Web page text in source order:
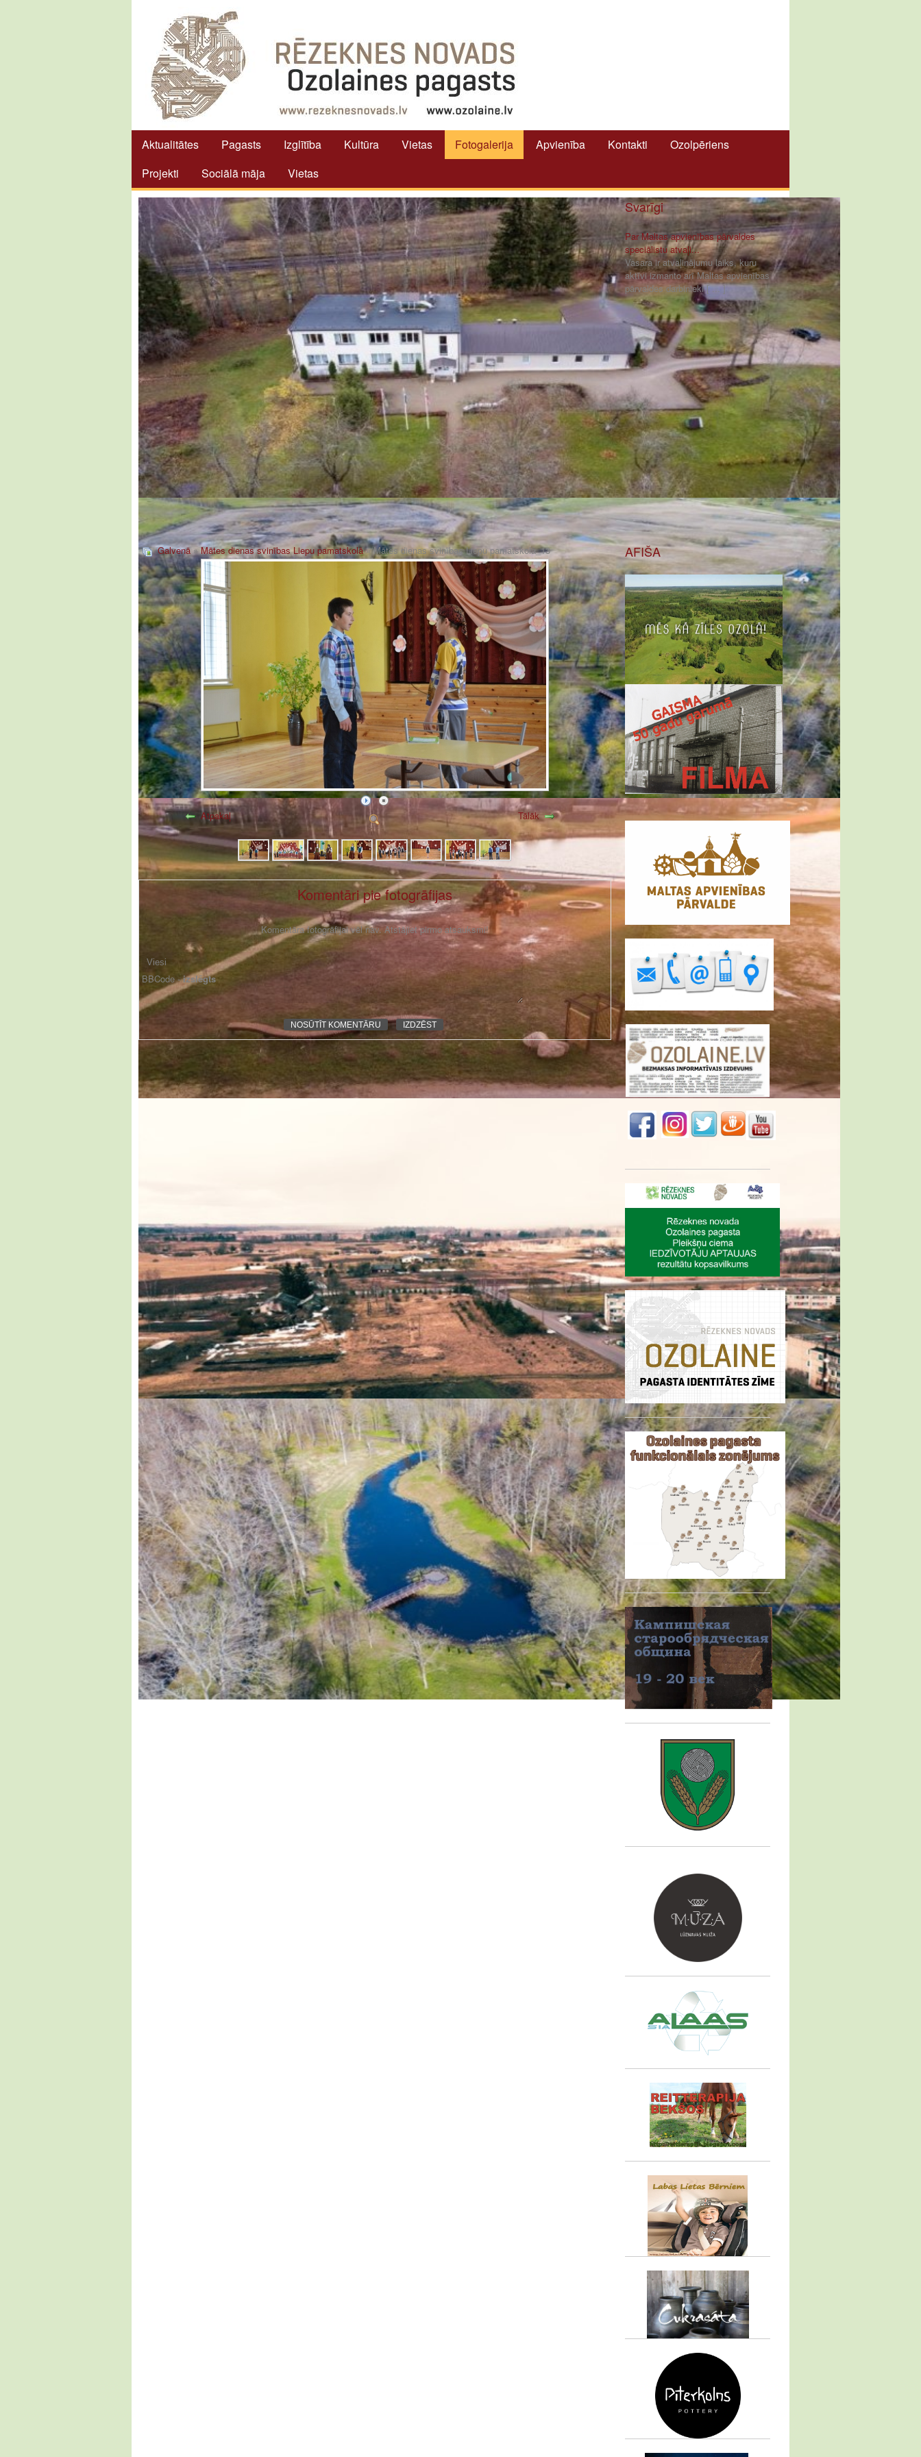
Aktualitātes Pagasts Izglītība Kultūra Vietas Fotogalerija Apvienība Kontakti
Ozolpēriens
Projekti
Sociālā māja Vietas
Svarīgi
Par Maltas apvienības pārvaldes
speciālistu atvaļi...
Vasara ir atvaļinājumu laiks, kuru
aktīvi izmanto arī Maltas apvienības
pārvaldes darbinieki [ ... ]
Galvenā»Mātes dienas svinības Liepu pamatskolā» Mātes dienas svinības Liepu pamatskolā_13
Atpakaļ Tālāk
Komentāri pie fotogrāfijas
Komentāra fotogrāfijai vēl nav. Atstājiet pirmo atsauksmi!
BBCode -izslēgts
AFIŠA